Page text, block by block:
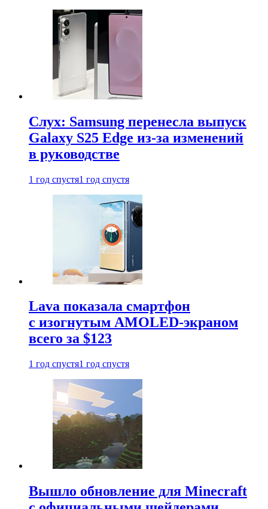
Слух: Samsung перенесла выпуск
Galaxy S25 Edge из-за изменений
в руководстве
1 год спустя1 год спустя
Lava показала смартфон
с изогнутым AMOLED-экраном
всего за $123
1 год спустя1 год спустя
Вышло обновление для Minecraft